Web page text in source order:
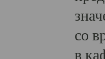
со
в